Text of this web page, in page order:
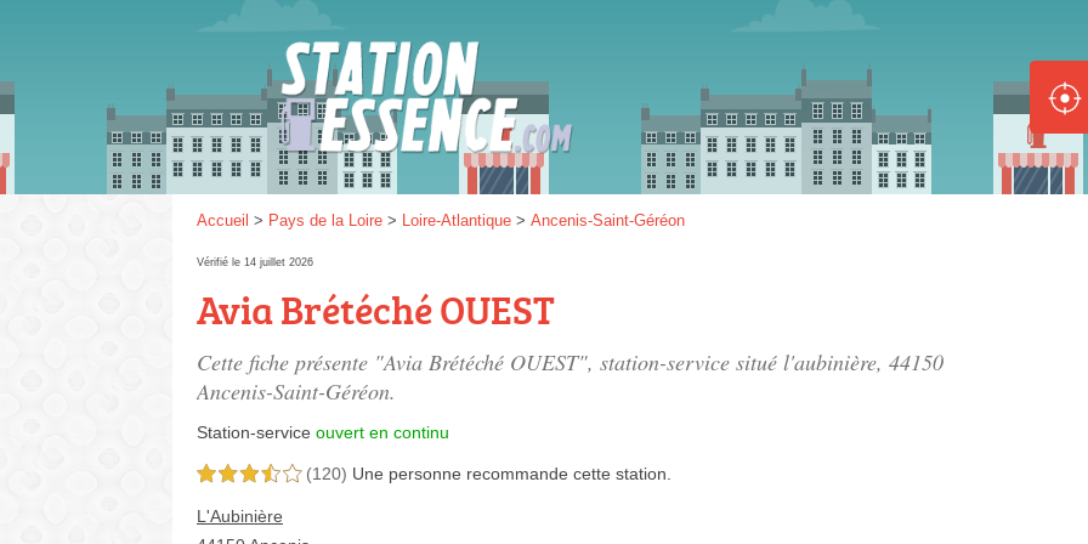
Accueil > Pays de la Loire > Loire-Atlantique > Ancenis-Saint-Géréon
Vérifié le 14 juillet 2026
Avia Brétéché OUEST
Cette fiche présente "Avia Brétéché OUEST", station-service situé l'aubinière, 44150
Ancenis-Saint-Géréon.
Station-service ouvert en continu
3,5 étoiles sur 5 (120) Une personne recommande cette station.
L'Aubinière
Gazole :
Disponible Épuisé
SP 98 :
SP 95 :
Disponible Épuisé